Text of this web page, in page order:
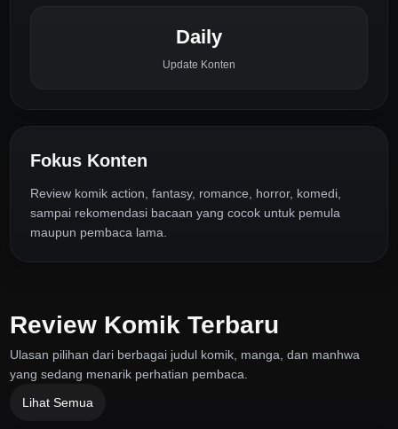
Daily
Update Konten
Fokus Konten
Review komik action, fantasy, romance, horror, komedi,
sampai rekomendasi bacaan yang cocok untuk pemula
maupun pembaca lama.
Review Komik Terbaru
Ulasan pilihan dari berbagai judul komik, manga, dan manhwa
yang sedang menarik perhatian pembaca.
Lihat Semua